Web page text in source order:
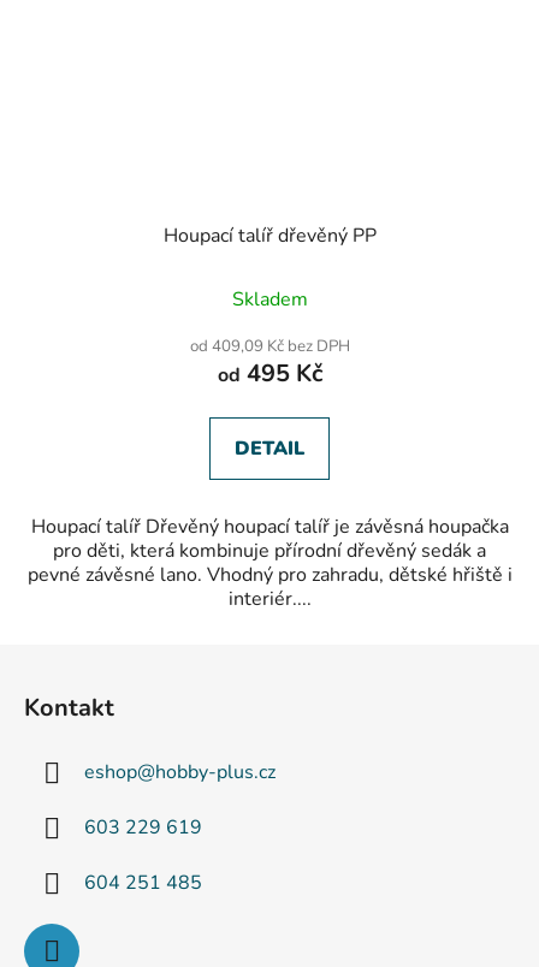
Houpací talíř dřevěný PP
Skladem
od 409,09 Kč bez DPH
od 495 Kč
DETAIL
Houpací talíř Dřevěný houpací talíř je závěsná houpačka
pro děti, která kombinuje přírodní dřevěný sedák a
pevné závěsné lano. Vhodný pro zahradu, dětské hřiště i
interiér....
Kontakt
eshop@hobby-plus.cz
603 229 619
604 251 485